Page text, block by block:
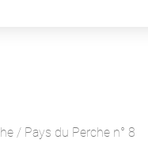
/ Pays du Perche n° 8